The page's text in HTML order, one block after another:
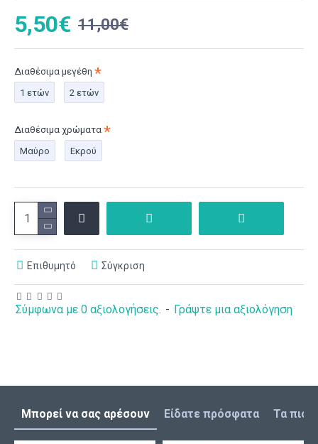
Σύμφωνα με 0 αξιολογήσεις. - Γράψτε μια αξιολόγηση
5,50€ 11,00€
Διαθέσιμα μεγέθη
1 ετών
2 ετών
Διαθέσιμα χρώματα
Μαύρο
Εκρού
Επιθυμητό Σύγκριση
Μπορεί να σας αρέσουν Είδατε πρόσφατα Τα πιο